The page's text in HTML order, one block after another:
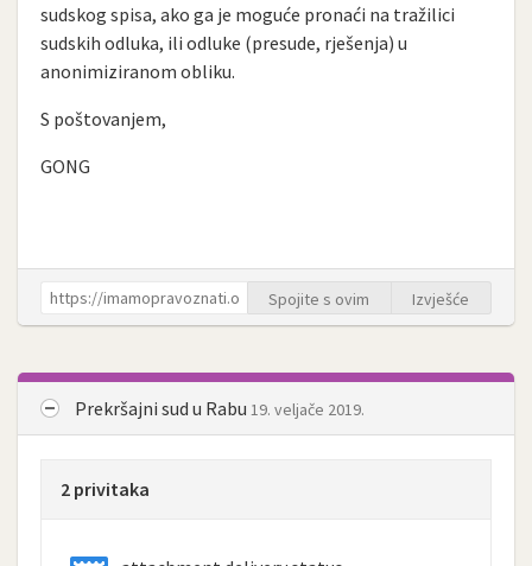
sudskog spisa, ako ga je moguće pronaći na tražilici
sudskih odluka, ili odluke (presude, rješenja) u
anonimiziranom obliku.
S poštovanjem,
GONG
Spojite s ovim Izvješće
Prekršajni sud u Rabu 19. veljače 2019.
2 privitaka